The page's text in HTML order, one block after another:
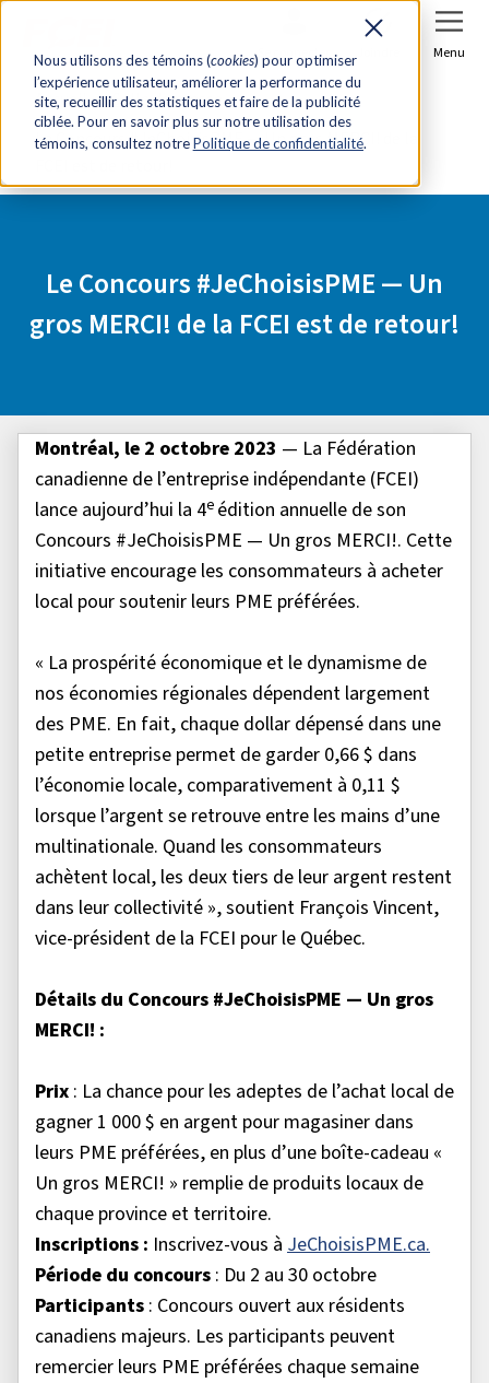
Nous utilisons des témoins (cookies) pour optimiser
l’expérience utilisateur, améliorer la performance du
site, recueillir des statistiques et faire de la publicité
ciblée. Pour en savoir plus sur notre utilisation des
témoins, consultez notrePolitique de confidentialité.
Se connecter Menu
Accueil
Salle de presse
Le Concours #JeChoisisPME — Un gros MERCI! de la
Le Concours #JeChoisisPME — Un
gros MERCI! de la FCEI est de retour!
Montréal, le 2 octobre 2023 — La Fédération
canadienne de l’entreprise indépendante (FCEI)
lance aujourd’hui la 4e édition annuelle de son
Concours #JeChoisisPME — Un gros MERCI!. Cette
initiative encourage les consommateurs à acheter
local pour soutenir leurs PME préférées.
« La prospérité économique et le dynamisme de
nos économies régionales dépendent largement
des PME. En fait, chaque dollar dépensé dans une
petite entreprise permet de garder 0,66 $ dans
l’économie locale, comparativement à 0,11 $
lorsque l’argent se retrouve entre les mains d’une
multinationale. Quand les consommateurs
achètent local, les deux tiers de leur argent restent
dans leur collectivité », soutient François Vincent,
vice-président de la FCEI pour le Québec.
Détails du Concours #JeChoisisPME — Un gros
MERCI! :
Prix : La chance pour les adeptes de l’achat local de
gagner 1 000 $ en argent pour magasiner dans
leurs PME préférées, en plus d’une boîte-cadeau «
Un gros MERCI! » remplie de produits locaux de
chaque province et territoire.
Inscriptions : Inscrivez-vous à JeChoisisPME.ca.
Période du concours : Du 2 au 30 octobre
Participants : Concours ouvert aux résidents
canadiens majeurs. Les participants peuvent
remercier leurs PME préférées chaque semaine